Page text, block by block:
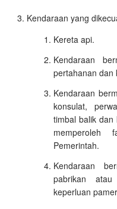
Kendaraan yang
Kereta api.
Kendaraan
pertahanan dan
Kendaraan
konsulat,
timbal balik dan
memperoleh
Pemerintah.
Kendaraan
pabrikan
keperluan